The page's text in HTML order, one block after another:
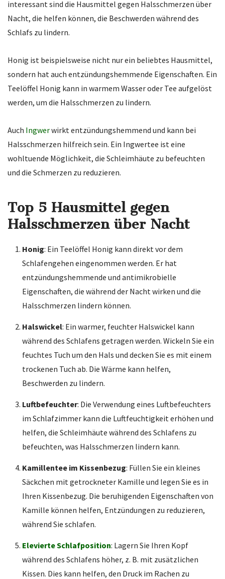
interessant sind die Hausmittel gegen Halsschmerzen über
Nacht, die helfen können, die Beschwerden während des
Schlafs zu lindern.
Honig ist beispielsweise nicht nur ein beliebtes Hausmittel,
sondern hat auch entzündungshemmende Eigenschaften. Ein
Teelöffel Honig kann in warmem Wasser oder Tee aufgelöst
werden, um die Halsschmerzen zu lindern.
Auch Ingwerwirkt entzündungshemmend und kann bei
Halsschmerzen hilfreich sein. Ein Ingwertee ist eine
wohltuende Möglichkeit, die Schleimhäute zu befeuchten
und die Schmerzen zu reduzieren.
Top 5 Hausmittel gegen
Halsschmerzen über Nacht
Honig: Ein Teelöffel Honig kann direkt vor dem
Schlafengehen eingenommen werden. Er hat
entzündungshemmende und antimikrobielle
Eigenschaften, die während der Nacht wirken und die
Halsschmerzen lindern können.
Halswickel: Ein warmer, feuchter Halswickel kann
während des Schlafens getragen werden. Wickeln Sie ein
feuchtes Tuch um den Hals und decken Sie es mit einem
trockenen Tuch ab. Die Wärme kann helfen,
Beschwerden zu lindern.
Luftbefeuchter: Die Verwendung eines Luftbefeuchters
im Schlafzimmer kann die Luftfeuchtigkeit erhöhen und
helfen, die Schleimhäute während des Schlafens zu
befeuchten, was Halsschmerzen lindern kann.
Kamillentee im Kissenbezug: Füllen Sie ein kleines
Säckchen mit getrockneter Kamille und legen Sie es in
Ihren Kissenbezug. Die beruhigenden Eigenschaften von
Kamille können helfen, Entzündungen zu reduzieren,
während Sie schlafen.
Elevierte Schlafposition: Lagern Sie Ihren Kopf
während des Schlafens höher, z. B. mit zusätzlichen
Kissen. Dies kann helfen, den Druck im Rachen zu